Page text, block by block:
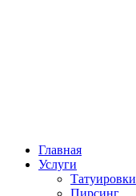
Главная
Услуги
Татуировки
Пирсинг